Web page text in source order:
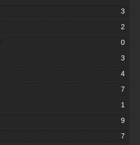
3
2
0
3
4
7
1
9
7